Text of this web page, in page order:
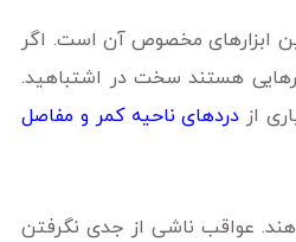
ابزارهای مخصوص آن است. اگر
هستند سخت در اشتباهید.
از دردهای ناحیه کمر و مفاصل
عواقب ناشی از جدی نگرفتن